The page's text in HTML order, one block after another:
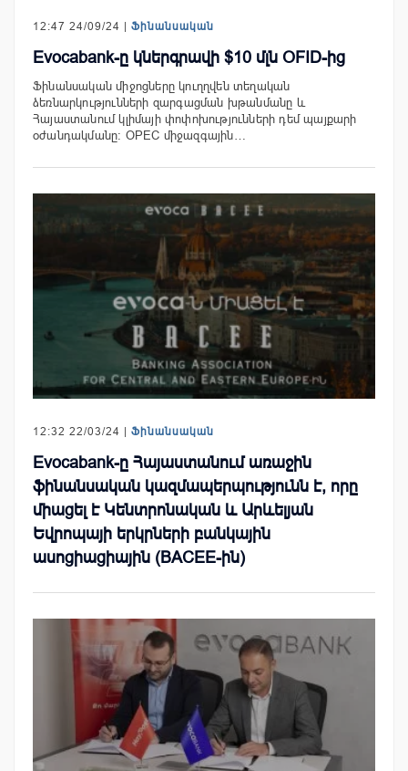
12:47 24/09/24 | Ֆինանսական
Evocabank-ը կներգրավի $10 մլն OFID-ից
Ֆինանսական միջոցները կուղղվեն տեղական
ձեռնարկությունների զարգացման խթանմանը և
Հայաստանում կլիմայի փոփոխությունների դեմ պայքարի
օժանդակմանը: OPEC միջազգային…
12:32 22/03/24 | Ֆինանսական
Evocabank-ը Հայաստանում առաջին
ֆինանսական կազմապերպությունն է, որը
միացել է Կենտրոնական և Արևելյան
Եվրոպայի երկրների բանկային
ասոցիացիային (BACEE-ին)